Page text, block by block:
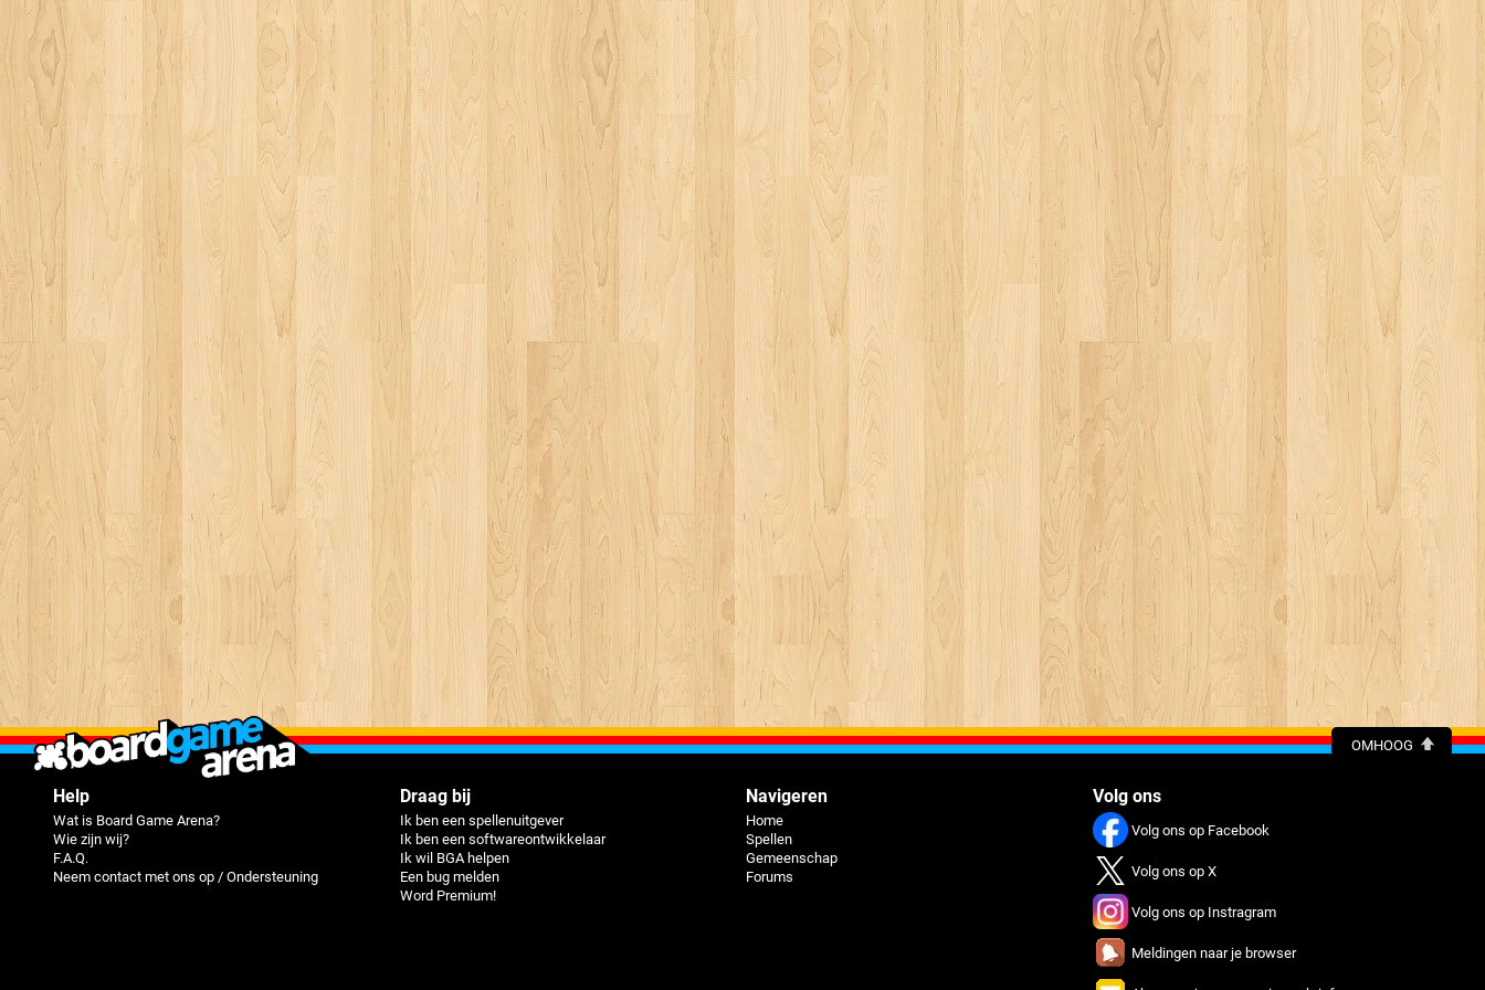
OMHOOG
Help
Wat is Board Game Arena?
Wie zijn wij?
F.A.Q.
Neem contact met ons op / Ondersteuning
Draag bij
Ik ben een spellenuitgever
Ik ben een softwareontwikkelaar
Ik wil BGA helpen
Een bug melden
Word Premium!
Navigeren
Home
Spellen
Gemeenschap
Forums
Volg ons
Volg ons op Facebook
Volg ons op X
Volg ons op Instragram
Meldingen naar je browser